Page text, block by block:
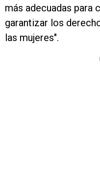
más adecuadas para
garantizar los
las mujeres".